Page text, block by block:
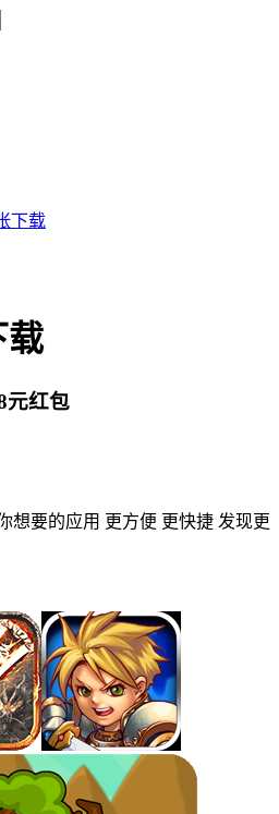
下载
载
元红包
想要的应用 更方便 更快捷 发现更